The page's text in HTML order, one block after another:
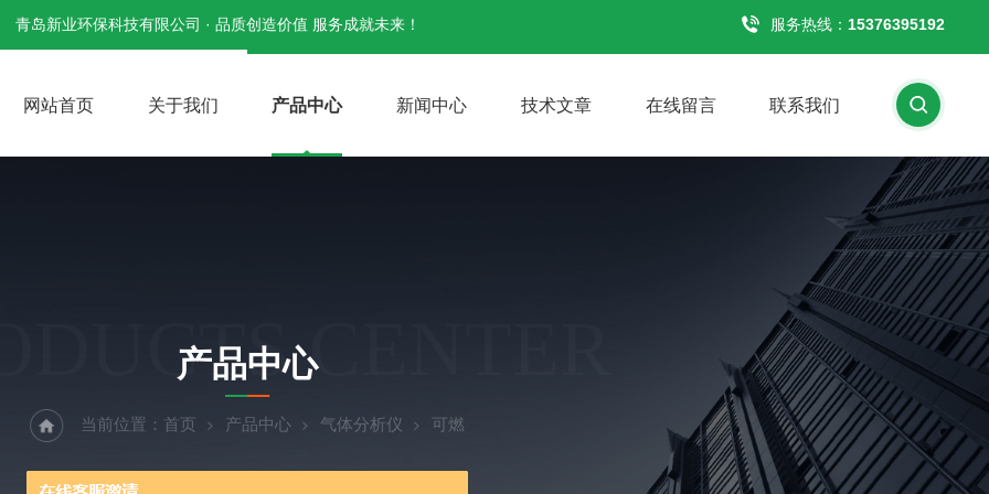
青岛新业环保科技有限公司 · 品质创造价值 服务成就未来！ 服务热线： 15376395192
网站首页 关于我们 产品中心 新闻中心 技术文章 在线留言 联系我们
CENTER
产品中心
当前位置： 首页 产品中心 气体分析仪 可燃